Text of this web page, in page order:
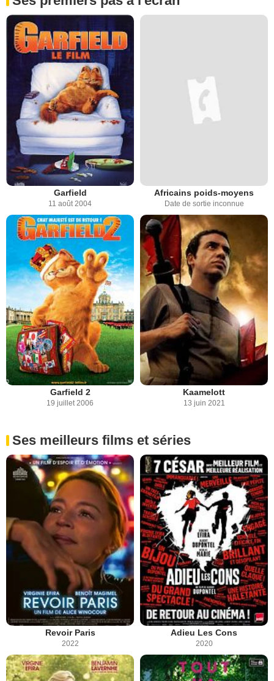
Garfield
11 août 2004
Africains poids-moyens
Date de sortie inconnue
Garfield 2
19 juillet 2006
Kaamelott
13 juin 2021
Ses meilleurs films et séries
Revoir Paris
2022
Adieu Les Cons
2020